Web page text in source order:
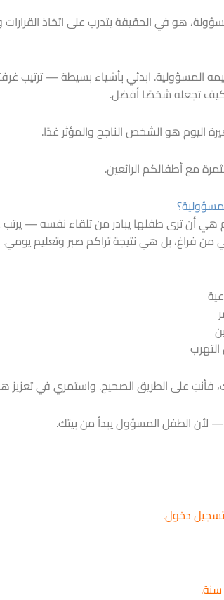
هو في الحقيقة يتدرب على اتخاذ
المسؤولية. ابدئي بأشياء بسيطة — ترتيب
تجعله شخصًا أفضل.
اليوم هو الشخص الناجح والمؤثر غدًا.
مع أطفالكم الرائعين.
هي أن ترى طفلها يبادر من تلقاء نفسه —
من فراغ، بل هي نتيجة تراكم صبر وتعليم يومي.
على الطريق الصحيح. واستمري في تعزيز
الطفل المسؤول يبدأ من بيتك.
تسجيل دخول.